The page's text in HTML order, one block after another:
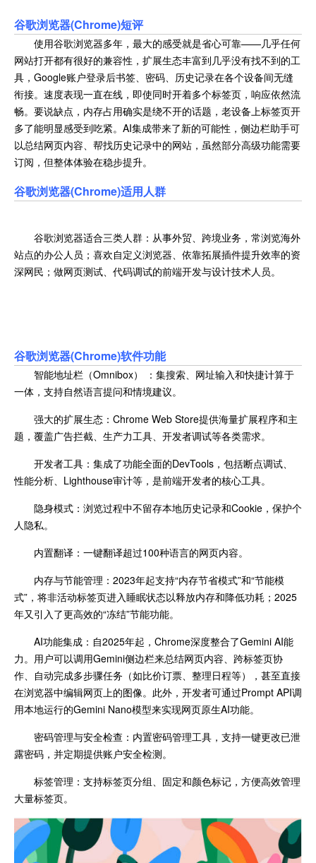
谷歌浏览器(Chrome)短评
使用谷歌浏览器多年，最大的感受就是省心可靠——几乎任何
网站打开都有很好的兼容性，扩展生态丰富到几乎没有找不到的工
具，Google账户登录后书签、密码、历史记录在各个设备间无缝
衔接。速度表现一直在线，即使同时开着多个标签页，响应依然流
畅。要说缺点，内存占用确实是绕不开的话题，老设备上标签页开
多了能明显感受到吃紧。AI集成带来了新的可能性，侧边栏助手可
以总结网页内容、帮找历史记录中的网站，虽然部分高级功能需要
订阅，但整体体验在稳步提升。
谷歌浏览器(Chrome)适用人群
谷歌浏览器适合三类人群：从事外贸、跨境业务，常浏览海外
站点的办公人员；喜欢自定义浏览器、依靠拓展插件提升效率的资
深网民；做网页测试、代码调试的前端开发与设计技术人员。
谷歌浏览器(Chrome)软件功能
智能地址栏（Omnibox） ：集搜索、网址输入和快捷计算于
一体，支持自然语言提问和情境建议。
强大的扩展生态：Chrome Web Store提供海量扩展程序和主
题，覆盖广告拦截、生产力工具、开发者调试等各类需求。
开发者工具：集成了功能全面的DevTools，包括断点调试、
性能分析、Lighthouse审计等，是前端开发者的核心工具。
隐身模式：浏览过程中不留存本地历史记录和Cookie，保护个
人隐私。
内置翻译：一键翻译超过100种语言的网页内容。
内存与节能管理：2023年起支持“内存节省模式”和“节能模
式”，将非活动标签页进入睡眠状态以释放内存和降低功耗；2025
年又引入了更高效的“冻结”节能功能。
AI功能集成：自2025年起，Chrome深度整合了Gemini AI能
力。用户可以调用Gemini侧边栏来总结网页内容、跨标签页协
作、自动完成多步骤任务（如比价订票、整理日程等），甚至直接
在浏览器中编辑网页上的图像。此外，开发者可通过Prompt API调
用本地运行的Gemini Nano模型来实现网页原生AI功能。
密码管理与安全检查：内置密码管理工具，支持一键更改已泄
露密码，并定期提供账户安全检测。
标签管理：支持标签页分组、固定和颜色标记，方便高效管理
大量标签页。